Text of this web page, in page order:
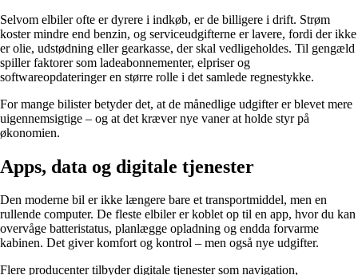
Selvom elbiler ofte er dyrere i indkøb, er de billigere i drift. Strøm
koster mindre end benzin, og serviceudgifterne er lavere, fordi der ikke
er olie, udstødning eller gearkasse, der skal vedligeholdes. Til gengæld
spiller faktorer som ladeabonnementer, elpriser og
softwareopdateringer en større rolle i det samlede regnestykke.
For mange bilister betyder det, at de månedlige udgifter er blevet mere
uigennemsigtige – og at det kræver nye vaner at holde styr på
økonomien.
Apps, data og digitale tjenester
Den moderne bil er ikke længere bare et transportmiddel, men en
rullende computer. De fleste elbiler er koblet op til en app, hvor du kan
overvåge batteristatus, planlægge opladning og endda forvarme
kabinen. Det giver komfort og kontrol – men også nye udgifter.
Flere producenter tilbyder digitale tjenester som navigation,